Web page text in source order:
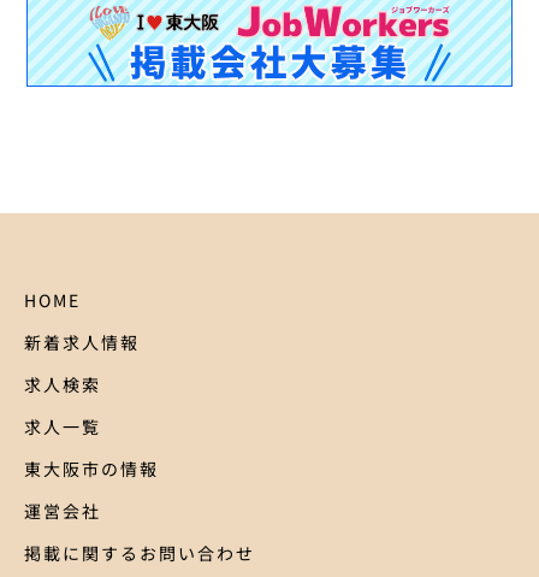
HOME
新着求人情報
求人検索
求人一覧
東大阪市の情報
運営会社
掲載に関するお問い合わせ